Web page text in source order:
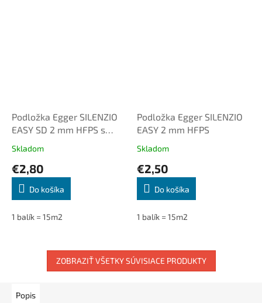
Podložka Egger SILENZIO
EASY SD 2 mm HFPS s
Skladom
€2,80
Do košíka
1 balík = 15m2
Podložka Egger SILENZIO
EASY 2 mm HFPS
Skladom
€2,50
Do košíka
1 balík = 15m2
ZOBRAZIŤ VŠETKY SÚVISIACE PRODUKTY
Popis